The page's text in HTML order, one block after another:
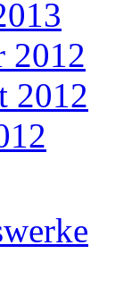
2012
2012